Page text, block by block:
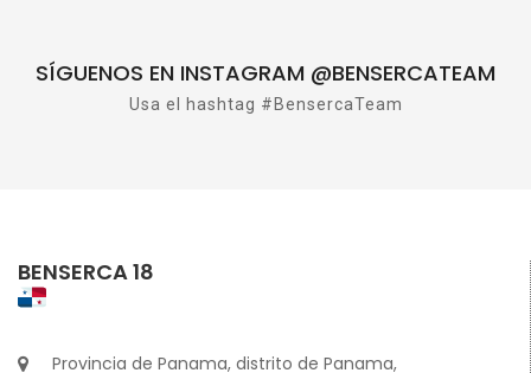
SÍGUENOS EN INSTAGRAM @BENSERCATEAM
Usa el hashtag #BensercaTeam
BENSERCA 18
Provincia de Panama, distrito de Panama,